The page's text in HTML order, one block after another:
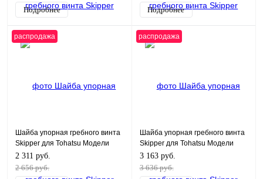
Подробнее
Подробнее
распродажа
Шайба упорная гребного винта
Skipper для Tohatsu Модели
техники: 9.9-18HP
2 311 руб.
2 656 руб.
распродажа
Шайба упорная гребного винта
Skipper для Tohatsu Модели
техники: 40-50HP
3 163 руб.
3 636 руб.